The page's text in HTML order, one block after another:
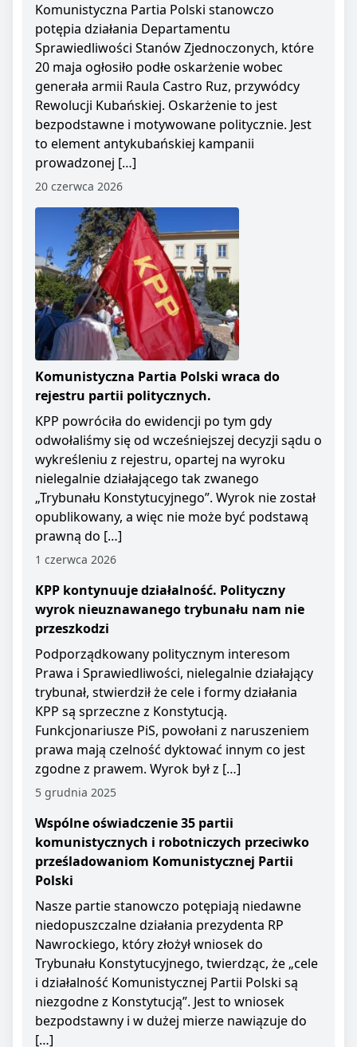
Komunistyczna Partia Polski stanowczo
potępia działania Departamentu
Sprawiedliwości Stanów Zjednoczonych, które
20 maja ogłosiło podłe oskarżenie wobec
generała armii Raula Castro Ruz, przywódcy
Rewolucji Kubańskiej. Oskarżenie to jest
bezpodstawne i motywowane politycznie. Jest
to element antykubańskiej kampanii
prowadzonej […]
20 czerwca 2026
Komunistyczna Partia Polski wraca do
rejestru partii politycznych.
KPP powróciła do ewidencji po tym gdy
odwołaliśmy się od wcześniejszej decyzji sądu o
wykreśleniu z rejestru, opartej na wyroku
nielegalnie działającego tak zwanego
„Trybunału Konstytucyjnego”. Wyrok nie został
opublikowany, a więc nie może być podstawą
prawną do […]
1 czerwca 2026
KPP kontynuuje działalność. Polityczny
wyrok nieuznawanego trybunału nam nie
przeszkodzi
Podporządkowany politycznym interesom
Prawa i Sprawiedliwości, nielegalnie działający
trybunał, stwierdził że cele i formy działania
KPP są sprzeczne z Konstytucją.
Funkcjonariusze PiS, powołani z naruszeniem
prawa mają czelność dyktować innym co jest
zgodne z prawem. Wyrok był z […]
5 grudnia 2025
Wspólne oświadczenie 35 partii
komunistycznych i robotniczych przeciwko
prześladowaniom Komunistycznej Partii
Polski
Nasze partie stanowczo potępiają niedawne
niedopuszczalne działania prezydenta RP
Nawrockiego, który złożył wniosek do
Trybunału Konstytucyjnego, twierdząc, że „cele
i działalność Komunistycznej Partii Polski są
niezgodne z Konstytucją”. Jest to wniosek
bezpodstawny i w dużej mierze nawiązuje do
[…]